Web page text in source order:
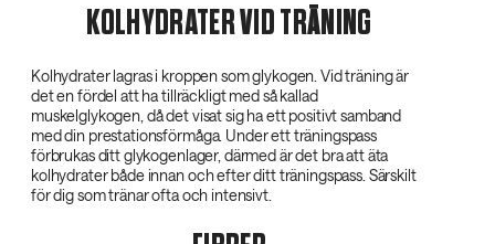
KOLHYDRATER VID TRÄNING
Kolhydrater lagras i kroppen som glykogen. Vid träning är
det en fördel att ha tillräckligt med så kallad
muskelglykogen, då det visat sig ha ett positivt samband
med din prestationsförmåga. Under ett träningspass
förbrukas ditt glykogenlager, därmed är det bra att äta
kolhydrater både innan och efter ditt träningspass. Särskilt
för dig som tränar ofta och intensivt.